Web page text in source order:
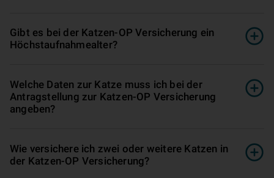
Gibt es bei der Katzen-OP Versicherung ein
Höchstaufnahmealter?
Welche Daten zur Katze muss ich bei der
Antragstellung zur Katzen-OP Versicherung
angeben?
Wie versichere ich zwei oder weitere Katzen in
der Katzen-OP Versicherung?